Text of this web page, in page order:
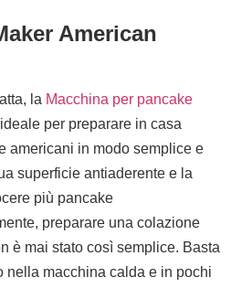
American
la Macchina per pancake
per preparare in casa
americani in modo semplice e
superficie antiaderente e la
più pancake
preparare una colazione
è mai stato così semplice. Basta
nella macchina calda e in pochi